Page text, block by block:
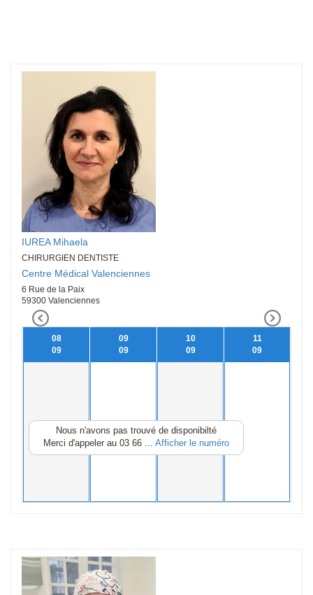
IUREA Mihaela
CHIRURGIEN DENTISTE
Centre Médical Valenciennes
6 Rue de la Paix
59300 Valenciennes
08
09
09
09
10
09
11
09
Nous n'avons pas trouvé de disponibilté
Merci d'appeler au 03 66 ... Afficher le numéro